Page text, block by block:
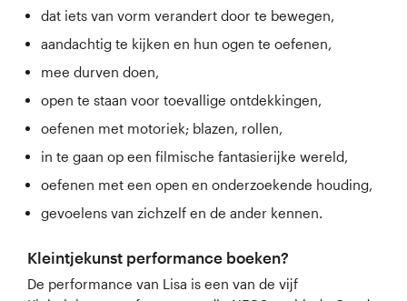
dat iets van vorm verandert door te bewegen,
aandachtig te kijken en hun ogen te oefenen,
mee durven doen,
open te staan voor toevallige ontdekkingen,
oefenen met motoriek; blazen, rollen,
in te gaan op een filmische fantasierijke wereld,
oefenen met een open en onderzoekende houding,
gevoelens van zichzelf en de ander kennen.
Kleintjekunst performance boeken?
De performance van Lisa is een van de vijf